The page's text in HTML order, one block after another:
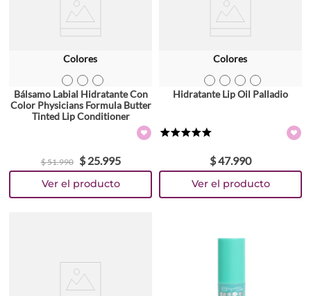
Colores
Bálsamo Labial Hidratante Con
Color Physicians Formula Butter
Tinted Lip Conditioner
$51.990 $ 25.995
Colores
Hidratante Lip Oil Palladio
$47.990